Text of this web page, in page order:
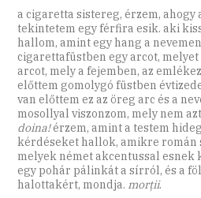
a cigaretta sistereg, érzem,
tekintetem egy férfira esik. aki
hallom, amint egy hang a
cigarettafüstben egy arcot,
arcot, mely a fejemben, az
előttem gomolygó füstben
van előttem ez az öreg arc és a
mosollyal viszonzom, mely nem
doina!érzem, amint a testem
kérdéseket hallok, amikre román
melyek német akcentussal esnek
egy pohár pálinkát a sírról, és a
halottakért, mondja. morții.